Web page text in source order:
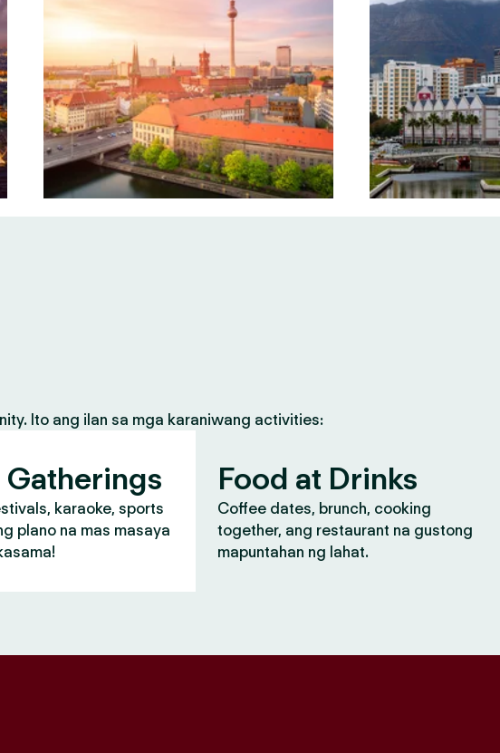
Ito ang ilan sa mga karaniwang activities:
karaoke, sports
plano na mas masaya
Food at Drinks
Coffee dates, brunch, cooking
together, ang restaurant na gustong
mapuntahan ng lahat.